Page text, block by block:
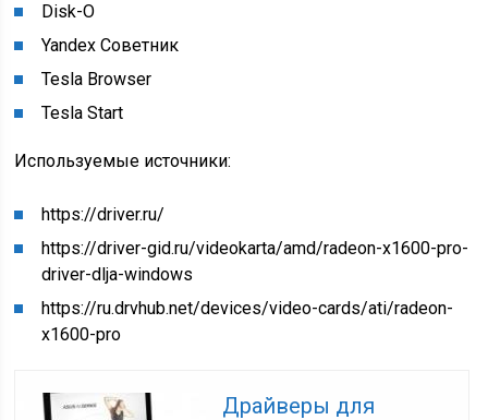
Disk-O
Yandex Советник
Tesla Browser
Tesla Start
Используемые источники:
https://driver.ru/
https://driver-gid.ru/videokarta/amd/radeon-x1600-pro-
driver-dlja-windows
https://ru.drvhub.net/devices/video-cards/ati/radeon-
x1600-pro
Драйверы для